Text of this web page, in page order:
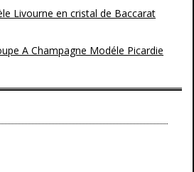
Livourne en cristal de Baccarat
A Champagne Modéle Picardie